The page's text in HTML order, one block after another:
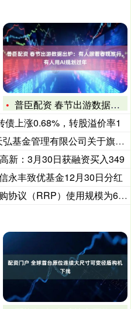
普臣配资 春节出游数据出炉：有人跟着春晚旅行，有人用AI规划
上涨0.68%，转股溢价率1
金管理有限公司关于旗下基
新：3月30日获融资买入349
永丰致优基金12月30日分红
议（RRP）使用规模为69.6